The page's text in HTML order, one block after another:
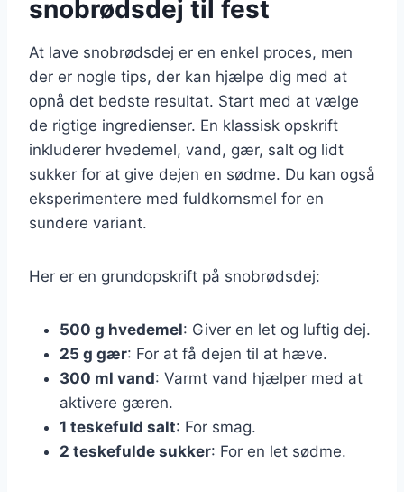
snobrødsdej til fest
At lave snobrødsdej er en enkel proces, men
der er nogle tips, der kan hjælpe dig med at
opnå det bedste resultat. Start med at vælge
de rigtige ingredienser. En klassisk opskrift
inkluderer hvedemel, vand, gær, salt og lidt
sukker for at give dejen en sødme. Du kan også
eksperimentere med fuldkornsmel for en
sundere variant.
Her er en grundopskrift på snobrødsdej:
500 g hvedemel: Giver en let og luftig dej.
25 g gær: For at få dejen til at hæve.
300 ml vand: Varmt vand hjælper med at
aktivere gæren.
1 teskefuld salt: For smag.
2 teskefulde sukker: For en let sødme.